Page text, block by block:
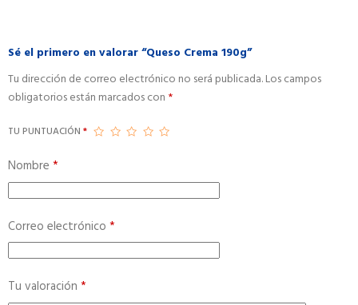
Sé el primero en valorar “Queso Crema 190g”
Tu dirección de correo electrónico no será publicada.Los campos
obligatorios están marcados con *
TU PUNTUACIÓN *
Nombre *
Correo electrónico *
Tu valoración *
A
l
e
r
n
a
i